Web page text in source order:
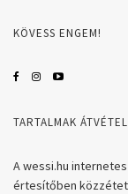
KÖVESS ENGEM!
TARTALMAK
A wessi.hu
értesítőben